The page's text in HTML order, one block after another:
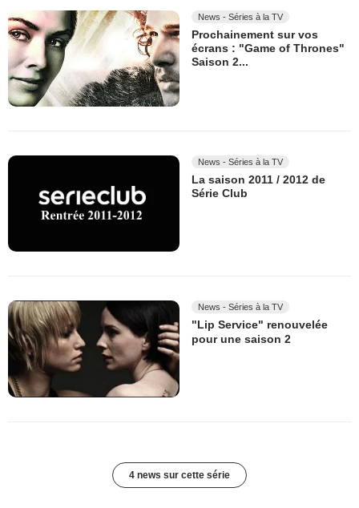
News - Séries à la TV
Prochainement sur vos
écrans : "Game of Thrones"
Saison 2...
News - Séries à la TV
La saison 2011 / 2012 de
Série Club
News - Séries à la TV
"Lip Service" renouvelée
pour une saison 2
4 news sur cette série